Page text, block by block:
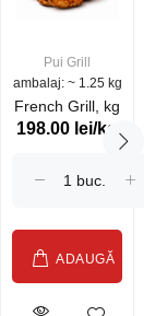
Pui Grill
ambalaj: ~ 1.25 kg
French Grill, kg
198.00 lei/kg
ADAUGĂ